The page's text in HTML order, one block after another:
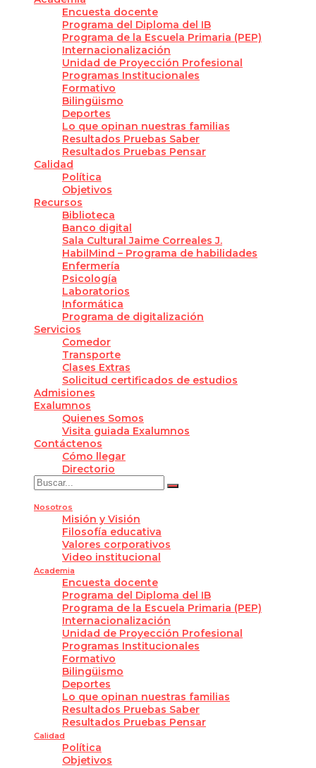
Encuesta docente
Programa del Diploma del IB
Programa de la Escuela Primaria (PEP)
Internacionalización
Unidad de Proyección Profesional
Programas Institucionales
Formativo
Bilingüismo
Deportes
Lo que opinan nuestras familias
Resultados Pruebas Saber
Resultados Pruebas Pensar
Calidad
Política
Objetivos
Recursos
Biblioteca
Banco digital
Sala Cultural Jaime Correales J.
HabilMind – Programa de habilidades
Enfermería
Psicología
Laboratorios
Informática
Programa de digitalización
Servicios
Comedor
Transporte
Clases Extras
Solicitud certificados de estudios
Admisiones
Exalumnos
Quienes Somos
Visita guiada Exalumnos
Contáctenos
Cómo llegar
Directorio
Nosotros
Misión y Visión
Filosofía educativa
Valores corporativos
Video institucional
Academia
Encuesta docente
Programa del Diploma del IB
Programa de la Escuela Primaria (PEP)
Internacionalización
Unidad de Proyección Profesional
Programas Institucionales
Formativo
Bilingüismo
Deportes
Lo que opinan nuestras familias
Resultados Pruebas Saber
Resultados Pruebas Pensar
Calidad
Política
Objetivos